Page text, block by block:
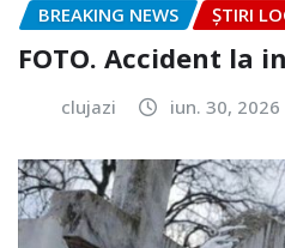
BREAKING NEWS ȘTIRI
FOTO. Accident la
clujazi iun. 30, 2026